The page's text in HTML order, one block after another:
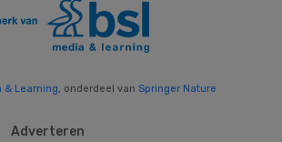
& Learning, onderdeel van Springer Nature
Adverteren